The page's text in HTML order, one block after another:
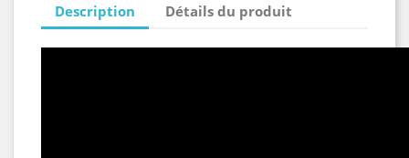
Description Détails du produit